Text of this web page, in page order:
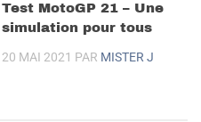
Test MotoGP 21 – Une
simulation pour tous
20 MAI 2021 PAR MISTER J